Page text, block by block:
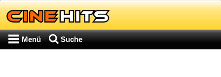
Menü Suche